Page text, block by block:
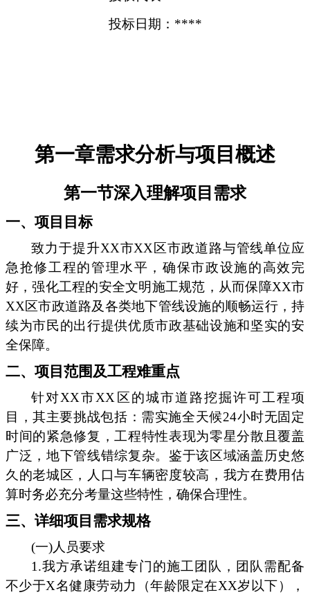
投标日期：****
第一章需求分析与项目概述
第一节深入理解项目需求
一、项目目标
致力于提升XX市XX区市政道路与管线单位应
急抢修工程的管理水平，确保市政设施的高效完
好，强化工程的安全文明施工规范，从而保障XX市
XX区市政道路及各类地下管线设施的顺畅运行，持
续为市民的出行提供优质市政基础设施和坚实的安
全保障。
二、项目范围及工程难重点
针对XX市XX区的城市道路挖掘许可工程项
目，其主要挑战包括：需实施全天候24小时无固定
时间的紧急修复，工程特性表现为零星分散且覆盖
广泛，地下管线错综复杂。鉴于该区域涵盖历史悠
久的老城区，人口与车辆密度较高，我方在费用估
算时务必充分考量这些特性，确保合理性。
三、详细项目需求规格
(一)人员要求
1.我方承诺组建专门的施工团队，团队需配备
不少于X名健康劳动力（年龄限定在XX岁以下），